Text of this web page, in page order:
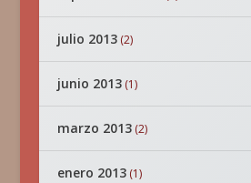
julio 2013(2)
junio 2013(1)
marzo 2013(2)
enero 2013(1)